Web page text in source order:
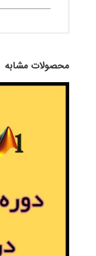
محصولات مشابه